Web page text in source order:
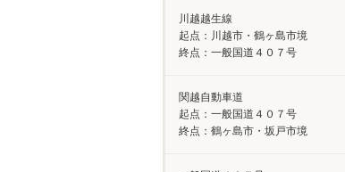
川越越生線
起点：川越市・鶴ヶ島市境
終点：一般国道４０７号
関越自動車道
起点：一般国道４０７号
終点：鶴ヶ島市・坂戸市境